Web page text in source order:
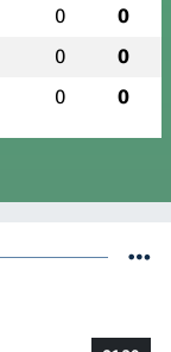
0 0
0 0
0 0